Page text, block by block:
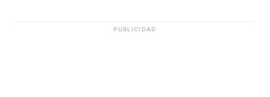
PUBLICIDAD